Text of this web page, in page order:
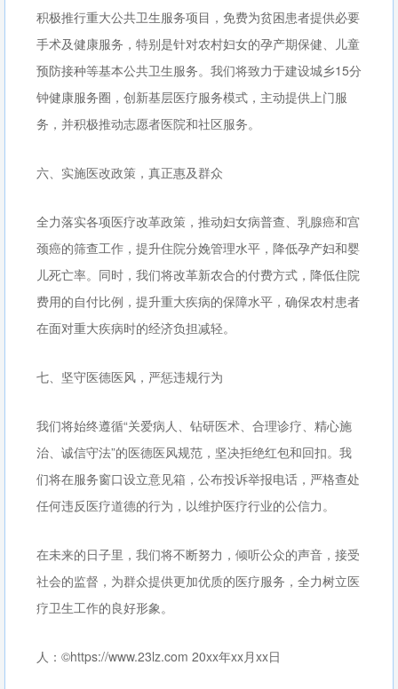
积极推行重大公共卫生服务项目，免费为贫困患者提供必要
手术及健康服务，特别是针对农村妇女的孕产期保健、儿童
预防接种等基本公共卫生服务。我们将致力于建设城乡15分
钟健康服务圈，创新基层医疗服务模式，主动提供上门服
务，并积极推动志愿者医院和社区服务。
六、实施医改政策，真正惠及群众
全力落实各项医疗改革政策，推动妇女病普查、乳腺癌和宫
颈癌的筛查工作，提升住院分娩管理水平，降低孕产妇和婴
儿死亡率。同时，我们将改革新农合的付费方式，降低住院
费用的自付比例，提升重大疾病的保障水平，确保农村患者
在面对重大疾病时的经济负担减轻。
七、坚守医德医风，严惩违规行为
我们将始终遵循“关爱病人、钻研医术、合理诊疗、精心施
治、诚信守法”的医德医风规范，坚决拒绝红包和回扣。我
们将在服务窗口设立意见箱，公布投诉举报电话，严格查处
任何违反医疗道德的行为，以维护医疗行业的公信力。
在未来的日子里，我们将不断努力，倾听公众的声音，接受
社会的监督，为群众提供更加优质的医疗服务，全力树立医
疗卫生工作的良好形象。
人：©https://www.23lz.com 20xx年xx月xx日